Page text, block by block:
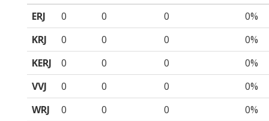
ERJ
0 0 0
0%
KRJ
0 0 0
0%
KERJ
0 0 0
0%
VVJ
0 0 0
0%
WRJ
0 0 0
0%